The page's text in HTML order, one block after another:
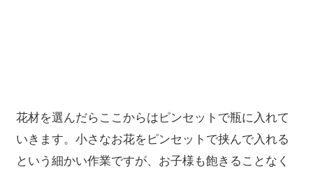
花材を選んだらここからはピンセットで瓶に入れて
いきます。小さなお花をピンセットで挟んで入れる
という細かい作業ですが、お子様も飽きることなく